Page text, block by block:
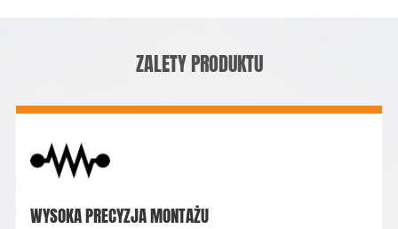
ZALETY PRODUKTU
WYSOKA PRECYZJA MONTAŻU